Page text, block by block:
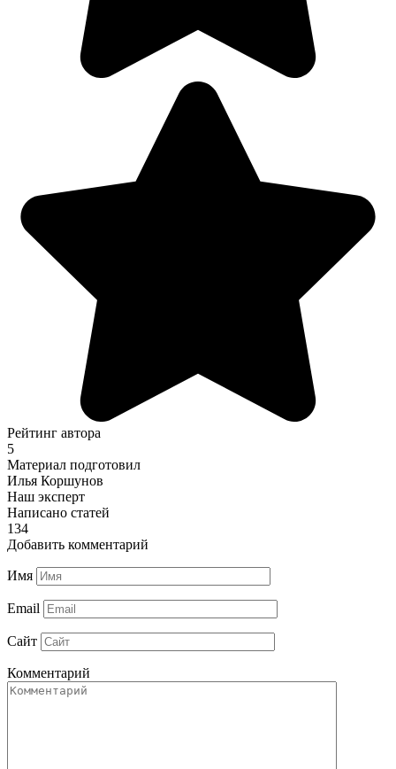
Рейтинг автора
5
Материал подготовил
Илья Коршунов
Наш эксперт
Написано статей
134
Добавить комментарий
Имя
Email
Сайт
Комментарий